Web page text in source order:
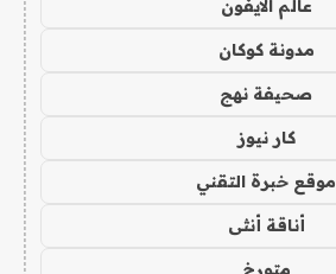
عالم الايفون
مدونة كوكان
صحيفة نهج
كار نيوز
موقع خبرة التقني
أناقة أنثى
متورخ